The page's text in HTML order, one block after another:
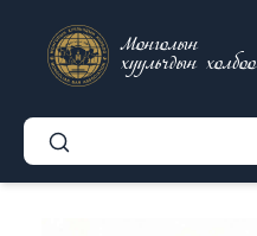
Монголын
хуульчдын холбоо